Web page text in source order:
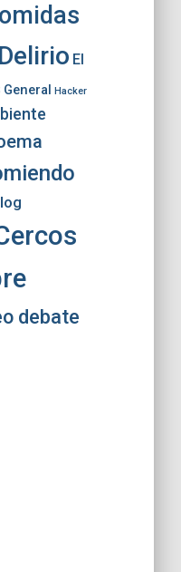
Delirio El
General Hacker
debate